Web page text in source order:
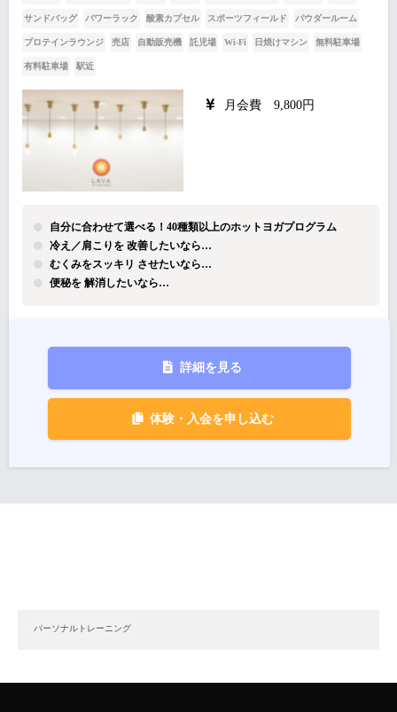
サンドバッグ パワーラック 酸素カプセル スポーツフィールド パウダールーム
プロテインラウンジ 売店 自動販売機 託児場 Wi-Fi 日焼けマシン 無料駐車場
有料駐車場 駅近
月会費 9,800円
自分に合わせて選べる！40種類以上のホットヨガプログラム
冷え／肩こりを 改善したいなら…
むくみをスッキリ させたいなら…
便秘を 解消したいなら…
詳細を見る
体験・入会を申し込む
パーソナルトレーニング